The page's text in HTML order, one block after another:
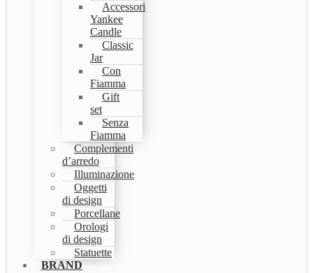
Accessori
Yankee
Candle
Classic
Jar
Con
Fiamma
Gift
set
Senza
Fiamma
Complementi
d’arredo
Illuminazione
Oggetti
di design
Porcellane
Orologi
di design
Statuette
BRAND